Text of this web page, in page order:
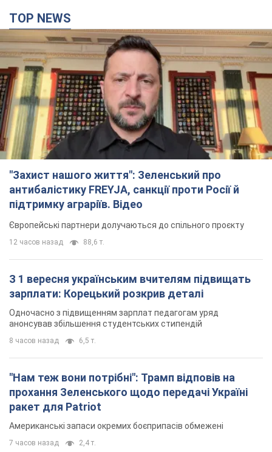
TOP NEWS
"Захист нашого життя": Зеленський про
антибалістику FREYJA, санкції проти Росії й
підтримку аграріїв. Відео
Європейські партнери долучаються до спільного проєкту
12 часов назад 88,6 т.
З 1 вересня українським вчителям підвищать
зарплати: Корецький розкрив деталі
Одночасно з підвищенням зарплат педагогам уряд
анонсував збільшення студентських стипендій
8 часов назад 6,5 т.
"Нам теж вони потрібні": Трамп відповів на
прохання Зеленського щодо передачі Україні
ракет для Patriot
Американські запаси окремих боєприпасів обмежені
7 часов назад 2,4 т.